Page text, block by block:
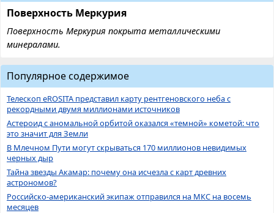
Поверхность Меркурия
Поверхность Меркурия покрыта металлическими
минералами.
Популярное содержимое
Телескоп eROSITA представил карту рентгеновского неба с
рекордными двумя миллионами источников
Астероид с аномальной орбитой оказался «темной» кометой: что
это значит для Земли
В Млечном Пути могут скрываться 170 миллионов невидимых
черных дыр
Тайна звезды Акамар: почему она исчезла с карт древних
астрономов?
Российско-американский экипаж отправился на МКС на восемь
месяцев